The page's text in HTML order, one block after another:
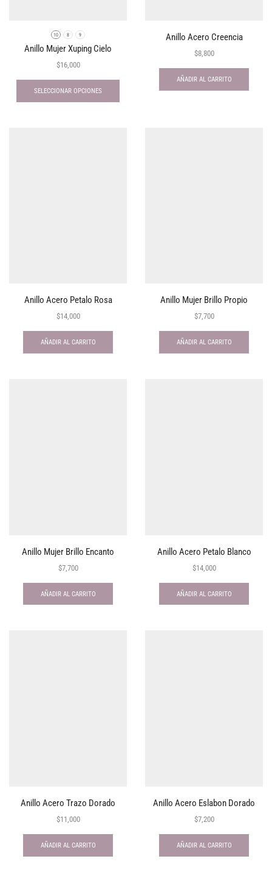
10 8 9
Anillo Mujer Xuping Cielo
$16,000
SELECCIONAR OPCIONES
Anillo Acero Creencia
$8,800
AÑADIR AL CARRITO
Anillo Acero Petalo Rosa
$14,000
AÑADIR AL CARRITO
Anillo Mujer Brillo Propio
$7,700
AÑADIR AL CARRITO
Anillo Mujer Brillo Encanto
$7,700
AÑADIR AL CARRITO
Anillo Acero Petalo Blanco
$14,000
AÑADIR AL CARRITO
Anillo Acero Trazo Dorado
$11,000
AÑADIR AL CARRITO
Anillo Acero Eslabon Dorado
$7,200
AÑADIR AL CARRITO